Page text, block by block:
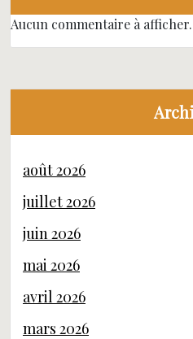
Aucun commentaire à afficher.
août 2026
juillet 2026
juin 2026
mai 2026
avril 2026
mars 2026